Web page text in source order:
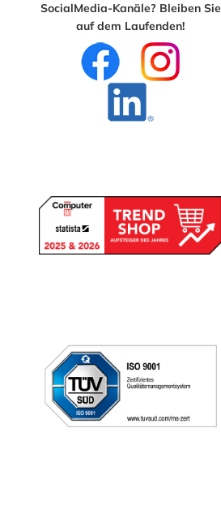
SocialMedia-Kanäle? Bleiben Sie
auf dem Laufenden!